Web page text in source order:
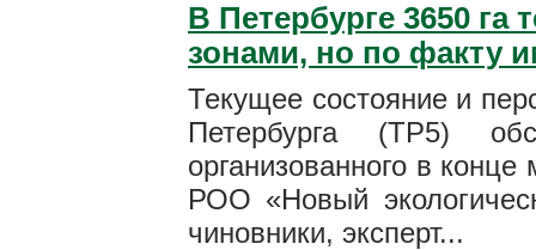
В Петербурге 3650
зонами, но по факту
Текущее состояние и
Петербурга (ТР5)
организованного в
РОО «Новый
чиновники, эксперт...